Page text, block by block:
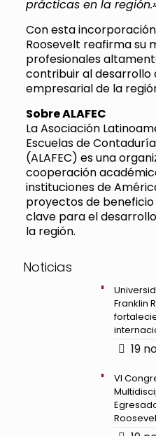
prácticas en la
Con esta
Roosevelt reafirma su
profesionales
contribuir al desarrollo
empresarial de la
Sobre ALAFEC
La Asociación
Escuelas de
(ALAFEC) es una
cooperación
instituciones de
proyectos de
clave para el
la región.
Noticias
Franklin
19
VI